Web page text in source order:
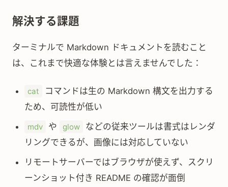
解決する課題
ターミナルで Markdown ドキュメントを読むこと
は、これまで快適な体験とは言えませんでした：
cat
コマンドは生の Markdown 構文を出力する
ため、可読性が低い
mdv や glow
などの従来ツールは書式はレンダ
リングできるが、画像には対応していない
リモートサーバーではブラウザが使えず、スクリ
ーンショット付き README の確認が面倒